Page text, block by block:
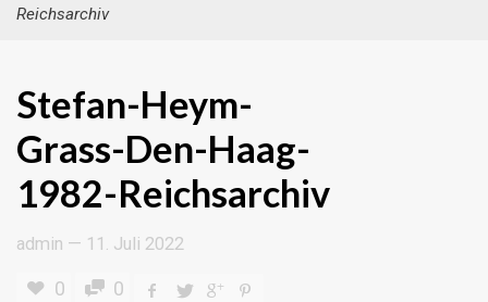
Reichsarchiv
Stefan-Heym-
Grass-Den-Haag-
1982-Reichsarchiv
admin — 11. Juli 2022
0 0